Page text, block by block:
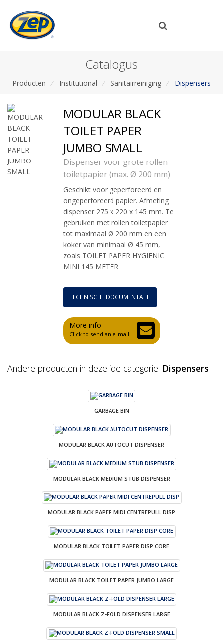
Catalogus
Producten / Institutional / Sanitairreiniging / Dispensers
MODULAR BLACK
TOILET PAPER
JUMBO SMALL
Dispenser voor grote rollen
toiletpapier (max. Ø 200 mm)
Geschikt voor geperforeerd en
ongeperforeerd papier. Afmeting
dispenser 275 x 220 x 145 mm. Te
gebruiken met rollen toiletpapier
tot maximaal Ø 200 mm en een
koker van minimaal Ø 45 mm,
zoals TOILET PAPER HYGIENIC
MINI 145 METER
TECHNISCHE DOCUMENTATIE
More info
Click to send an e-mail
Andere producten in dezelfde categorie: Dispensers
GARBAGE BIN
MODULAR BLACK AUTOCUT DISPENSER
MODULAR BLACK MEDIUM STUB DISPENSER
MODULAR BLACK PAPER MIDI CENTREPULL DISP
MODULAR BLACK TOILET PAPER DISP CORE
MODULAR BLACK TOILET PAPER JUMBO LARGE
MODULAR BLACK Z-FOLD DISPENSER LARGE